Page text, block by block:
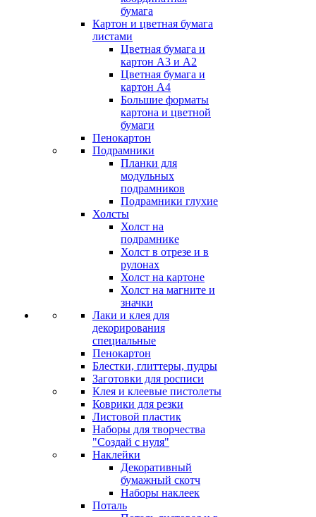
бумага
Картон и цветная бумага
листами
Цветная бумага и
картон А3 и А2
Цветная бумага и
картон А4
Большие форматы
картона и цветной
бумаги
Пенокартон
Подрамники
Планки для
модульных
подрамников
Подрамники глухие
Холсты
Холст на
подрамнике
Холст в отрезе и в
рулонах
Холст на картоне
Холст на магните и
значки
Лаки и клея для
декорирования
специальные
Пенокартон
Блестки, глиттеры, пудры
Заготовки для росписи
Клея и клеевые пистолеты
Коврики для резки
Листовой пластик
Наборы для творчества
"Создай с нуля"
Наклейки
Декоративный
бумажный скотч
Наборы наклеек
Поталь